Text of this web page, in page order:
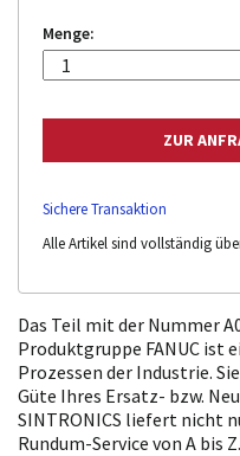
Menge:
Sichere Transaktion
Alle Artikel sind vollständig
Das Teil mit der Nummer
Produktgruppe FANUC ist
Prozessen der Industrie.
Güte Ihres Ersatz- bzw.
SINTRONICS liefert nicht
Rundum-Service von A bis Z.